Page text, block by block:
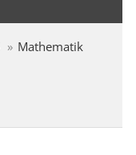
Mathematik